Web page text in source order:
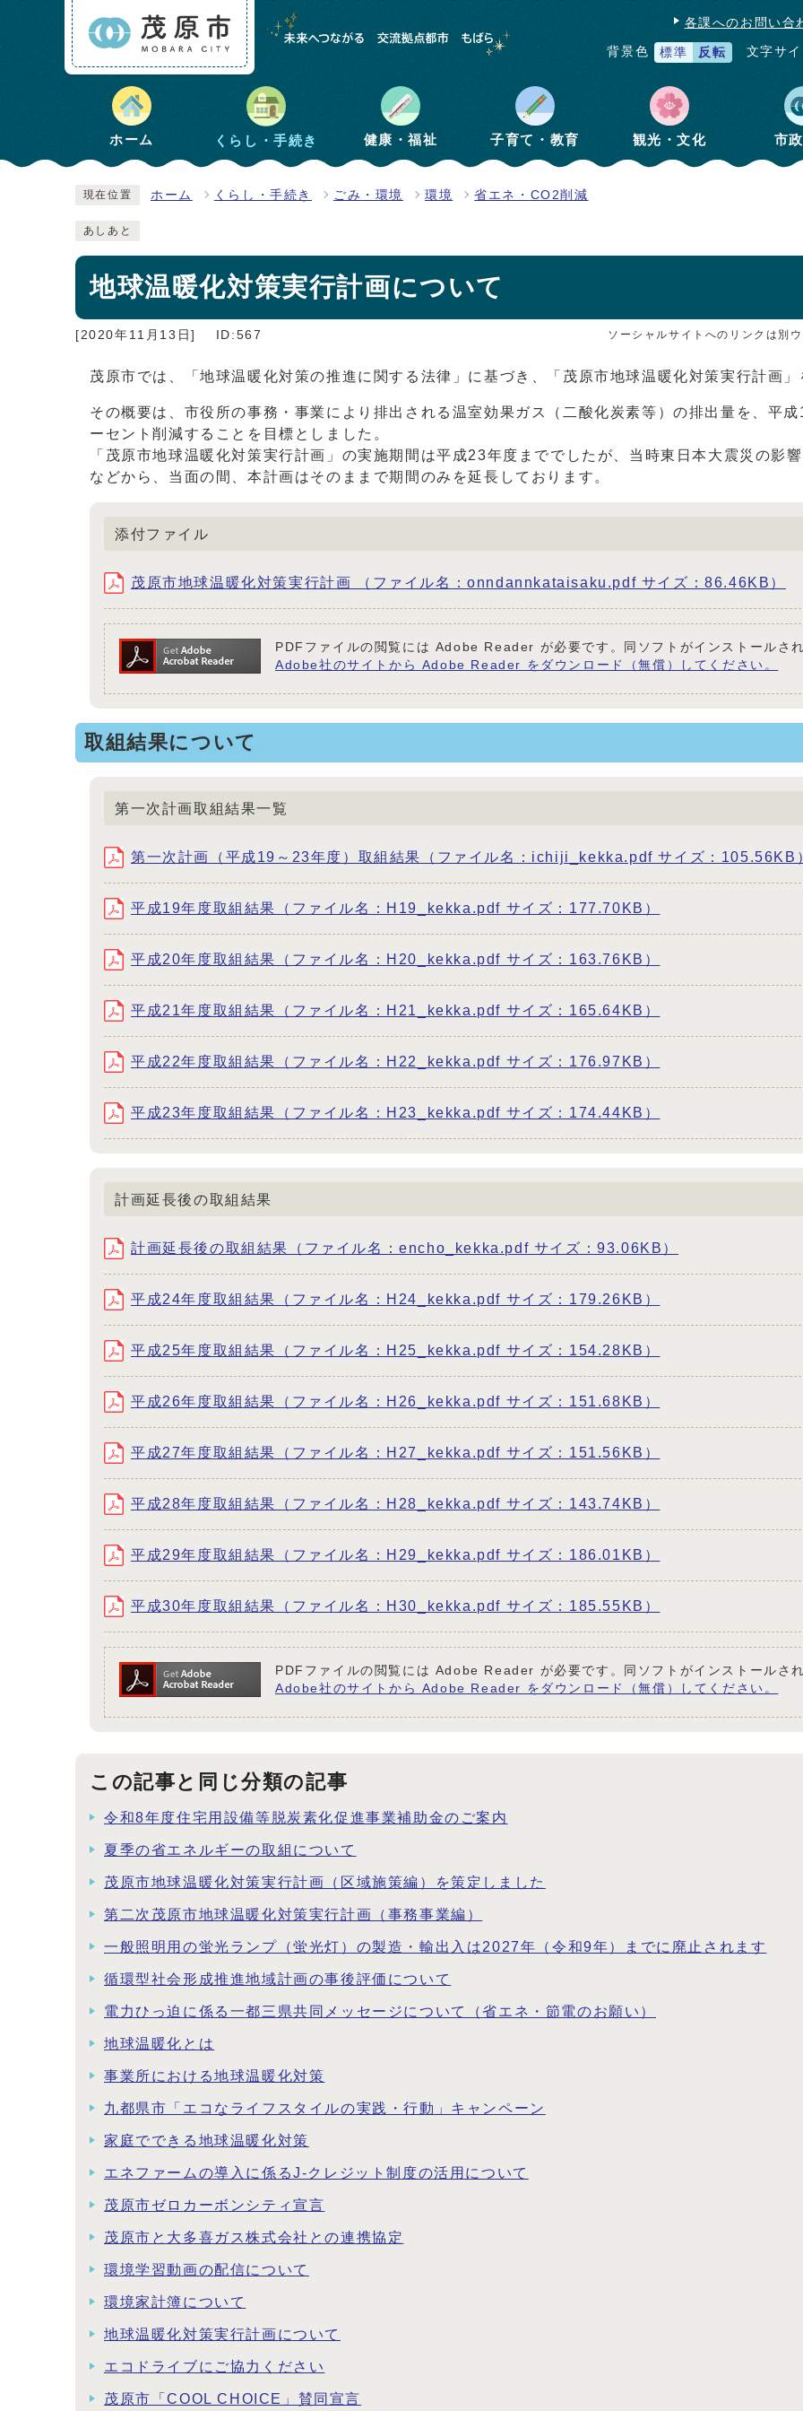
各課へのお問い合
背景色 標準 反転 文字サ
ホーム くらし・手続き 健康・福祉 子育て・教育 観光・文化 市
現在位置 ホーム くらし・手続き ごみ・環境 環境 省エネ・CO2削減
あしあと
地球温暖化対策実行計画について
[2020年11月13日] ID:567 ソーシャルサイトへのリンクは別
茂原市では、「地球温暖化対策の推進に関する法律」に基づき、「茂原市地球温暖化対策実行計画
その概要は、市役所の事務・事業により排出される温室効果ガス（二酸化炭素等）の排出量を、平
ーセント削減することを目標としました。
「茂原市地球温暖化対策実行計画」の実施期間は平成23年度まででしたが、当時東日本大震災の影
などから、当面の間、本計画はそのままで期間のみを延長しております。
添付ファイル
茂原市地球温暖化対策実行計画 （ファイル名：onndannkataisaku.pdf サイズ：86.46KB）
PDFファイルの閲覧には Adobe Reader が必要です。同ソフトがインストールさ
Adobe社のサイトから Adobe Reader をダウンロード（無償）してください。
取組結果について
第一次計画取組結果一覧
第一次計画（平成19～23年度）取組結果（ファイル名：ichiji_kekka.pdf サイズ：105.56KB
平成19年度取組結果（ファイル名：H19_kekka.pdf サイズ：177.70KB）
平成20年度取組結果（ファイル名：H20_kekka.pdf サイズ：163.76KB）
平成21年度取組結果（ファイル名：H21_kekka.pdf サイズ：165.64KB）
平成22年度取組結果（ファイル名：H22_kekka.pdf サイズ：176.97KB）
平成23年度取組結果（ファイル名：H23_kekka.pdf サイズ：174.44KB）
計画延長後の取組結果
計画延長後の取組結果（ファイル名：encho_kekka.pdf サイズ：93.06KB）
平成24年度取組結果（ファイル名：H24_kekka.pdf サイズ：179.26KB）
平成25年度取組結果（ファイル名：H25_kekka.pdf サイズ：154.28KB）
平成26年度取組結果（ファイル名：H26_kekka.pdf サイズ：151.68KB）
平成27年度取組結果（ファイル名：H27_kekka.pdf サイズ：151.56KB）
平成28年度取組結果（ファイル名：H28_kekka.pdf サイズ：143.74KB）
平成29年度取組結果（ファイル名：H29_kekka.pdf サイズ：186.01KB）
平成30年度取組結果（ファイル名：H30_kekka.pdf サイズ：185.55KB）
PDFファイルの閲覧には Adobe Reader が必要です。同ソフトがインストールさ
Adobe社のサイトから Adobe Reader をダウンロード（無償）してください。
この記事と同じ分類の記事
令和8年度住宅用設備等脱炭素化促進事業補助金のご案内
夏季の省エネルギーの取組について
茂原市地球温暖化対策実行計画（区域施策編）を策定しました
第二次茂原市地球温暖化対策実行計画（事務事業編）
一般照明用の蛍光ランプ（蛍光灯）の製造・輸出入は2027年（令和9年）までに廃止されます
循環型社会形成推進地域計画の事後評価について
電力ひっ迫に係る一都三県共同メッセージについて（省エネ・節電のお願い）
地球温暖化とは
事業所における地球温暖化対策
九都県市「エコなライフスタイルの実践・行動」キャンペーン
家庭でできる地球温暖化対策
エネファームの導入に係るJ-クレジット制度の活用について
茂原市ゼロカーボンシティ宣言
茂原市と大多喜ガス株式会社との連携協定
環境学習動画の配信について
環境家計簿について
地球温暖化対策実行計画について
エコドライブにご協力ください
茂原市「COOL CHOICE」賛同宣言